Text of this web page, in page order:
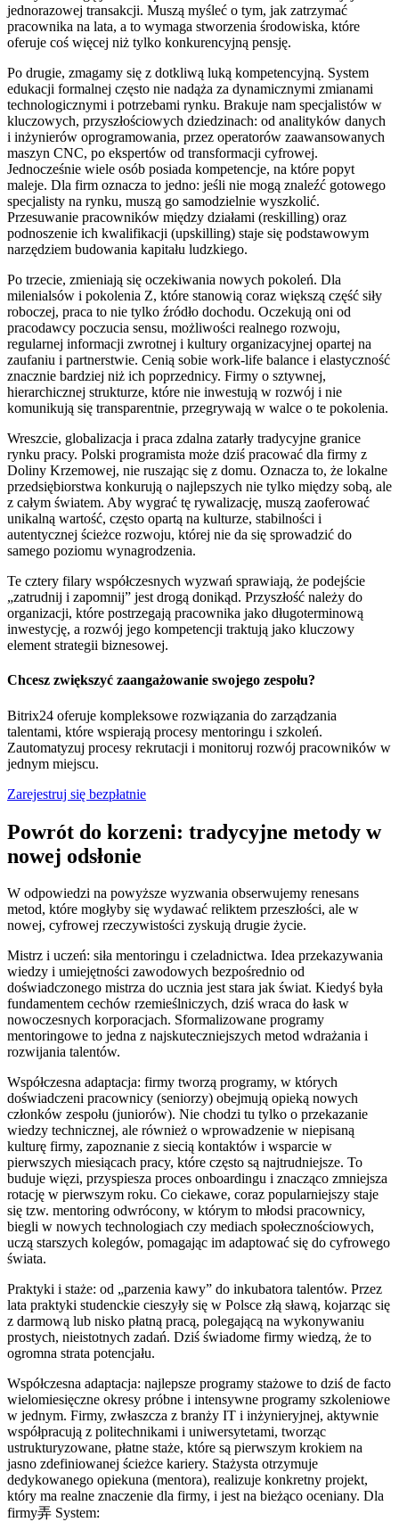
jednorazowej transakcji. Muszą myśleć o tym, jak zatrzymać
pracownika na lata, a to wymaga stworzenia środowiska, które
oferuje coś więcej niż tylko konkurencyjną pensję.
Po drugie, zmagamy się z dotkliwą luką kompetencyjną. System
edukacji formalnej często nie nadąża za dynamicznymi zmianami
technologicznymi i potrzebami rynku. Brakuje nam specjalistów w
kluczowych, przyszłościowych dziedzinach: od analityków danych
i inżynierów oprogramowania, przez operatorów zaawansowanych
maszyn CNC, po ekspertów od transformacji cyfrowej.
Jednocześnie wiele osób posiada kompetencje, na które popyt
maleje. Dla firm oznacza to jedno: jeśli nie mogą znaleźć gotowego
specjalisty na rynku, muszą go samodzielnie wyszkolić.
Przesuwanie pracowników między działami (reskilling) oraz
podnoszenie ich kwalifikacji (upskilling) staje się podstawowym
narzędziem budowania kapitału ludzkiego.
Po trzecie, zmieniają się oczekiwania nowych pokoleń. Dla
milenialsów i pokolenia Z, które stanowią coraz większą część siły
roboczej, praca to nie tylko źródło dochodu. Oczekują oni od
pracodawcy poczucia sensu, możliwości realnego rozwoju,
regularnej informacji zwrotnej i kultury organizacyjnej opartej na
zaufaniu i partnerstwie. Cenią sobie work-life balance i elastyczność
znacznie bardziej niż ich poprzednicy. Firmy o sztywnej,
hierarchicznej strukturze, które nie inwestują w rozwój i nie
komunikują się transparentnie, przegrywają w walce o te pokolenia.
Wreszcie, globalizacja i praca zdalna zatarły tradycyjne granice
rynku pracy. Polski programista może dziś pracować dla firmy z
Doliny Krzemowej, nie ruszając się z domu. Oznacza to, że lokalne
przedsiębiorstwa konkurują o najlepszych nie tylko między sobą, ale
z całym światem. Aby wygrać tę rywalizację, muszą zaoferować
unikalną wartość, często opartą na kulturze, stabilności i
autentycznej ścieżce rozwoju, której nie da się sprowadzić do
samego poziomu wynagrodzenia.
Te cztery filary współczesnych wyzwań sprawiają, że podejście
„zatrudnij i zapomnij” jest drogą donikąd. Przyszłość należy do
organizacji, które postrzegają pracownika jako długoterminową
inwestycję, a rozwój jego kompetencji traktują jako kluczowy
element strategii biznesowej.
Chcesz zwiększyć zaangażowanie swojego zespołu?
Bitrix24 oferuje kompleksowe rozwiązania do zarządzania
talentami, które wspierają procesy mentoringu i szkoleń.
Zautomatyzuj procesy rekrutacji i monitoruj rozwój pracowników w
jednym miejscu.
Zarejestruj się bezpłatnie
Powrót do korzeni: tradycyjne metody w
nowej odsłonie
W odpowiedzi na powyższe wyzwania obserwujemy renesans
metod, które mogłyby się wydawać reliktem przeszłości, ale w
nowej, cyfrowej rzeczywistości zyskują drugie życie.
Mistrz i uczeń: siła mentoringu i czeladnictwa. Idea przekazywania
wiedzy i umiejętności zawodowych bezpośrednio od
doświadczonego mistrza do ucznia jest stara jak świat. Kiedyś była
fundamentem cechów rzemieślniczych, dziś wraca do łask w
nowoczesnych korporacjach. Sformalizowane programy
mentoringowe to jedna z najskuteczniejszych metod wdrażania i
rozwijania talentów.
Współczesna adaptacja: firmy tworzą programy, w których
doświadczeni pracownicy (seniorzy) obejmują opieką nowych
członków zespołu (juniorów). Nie chodzi tu tylko o przekazanie
wiedzy technicznej, ale również o wprowadzenie w niepisaną
kulturę firmy, zapoznanie z siecią kontaktów i wsparcie w
pierwszych miesiącach pracy, które często są najtrudniejsze. To
buduje więzi, przyspiesza proces onboardingu i znacząco zmniejsza
rotację w pierwszym roku. Co ciekawe, coraz popularniejszy staje
się tzw. mentoring odwrócony, w którym to młodsi pracownicy,
biegli w nowych technologiach czy mediach społecznościowych,
uczą starszych kolegów, pomagając im adaptować się do cyfrowego
świata.
Praktyki i staże: od „parzenia kawy” do inkubatora talentów. Przez
lata praktyki studenckie cieszyły się w Polsce złą sławą, kojarząc się
z darmową lub nisko płatną pracą, polegającą na wykonywaniu
prostych, nieistotnych zadań. Dziś świadome firmy wiedzą, że to
ogromna strata potencjału.
Współczesna adaptacja: najlepsze programy stażowe to dziś de facto
wielomiesięczne okresy próbne i intensywne programy szkoleniowe
w jednym. Firmy, zwłaszcza z branży IT i inżynieryjnej, aktywnie
współpracują z politechnikami i uniwersytetami, tworząc
ustrukturyzowane, płatne staże, które są pierwszym krokiem na
jasno zdefiniowanej ścieżce kariery. Stażysta otrzymuje
dedykowanego opiekuna (mentora), realizuje konkretny projekt,
który ma realne znaczenie dla firmy, i jest na bieżąco oceniany. Dla
firmy弄 System: